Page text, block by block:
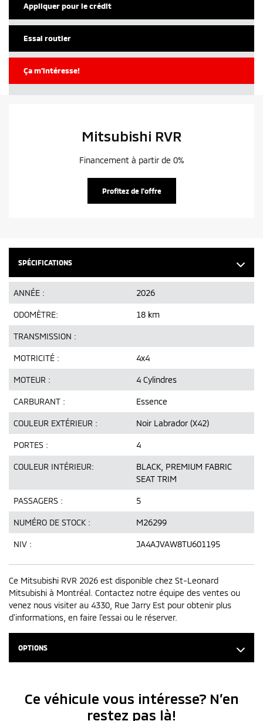
SPÉCIFICATIONS
ANNÉE : 2026
ODOMÈTRE: 18 km
TRANSMISSION :
MOTRICITÉ : 4x4
MOTEUR : 4 Cylindres
CARBURANT : Essence
COULEUR EXTÉRIEUR : Noir Labrador (X42)
PORTES : 4
COULEUR INTÉRIEUR:
BLACK, PREMIUM FABRIC
SEAT TRIM
PASSAGERS : 5
NUMÉRO DE STOCK : M26299
NIV : JA4AJVAW8TU601195
Ce Mitsubishi RVR 2026 est disponible chez St-Leonard
Mitsubishi à Montréal. Contactez notre équipe des ventes ou
venez nous visiter au 4330, Rue Jarry Est pour obtenir plus
d'informations, en faire l'essai ou le réserver.
OPTIONS
Ce véhicule vous intéresse? N’en
restez pas là!
Appliquer pour le crédit
Essai routier
Ça m'intéresse!
Mitsubishi RVR
Financement à partir de 0%
Profitez de l'offre